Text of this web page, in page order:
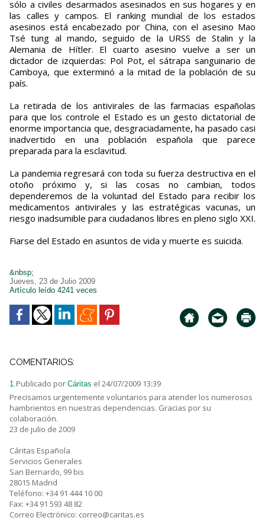
sólo a civiles desarmados asesinados en sus hogares y en
las calles y campos. El ranking mundial de los estados
asesinos está encabezado por China, con el asesino Mao
Tsé tung al mando, seguido de la URSS de Stalin y la
Alemania de Hítler. El cuarto asesino vuelve a ser un
dictador de izquierdas: Pol Pot, el sátrapa sanguinario de
Camboya, que exterminó a la mitad de la población de su
país.
La retirada de los antivirales de las farmacias españolas
para que los controle el Estado es un gesto dictatorial de
enorme importancia que, desgraciadamente, ha pasado casi
inadvertido en una población española que parece
preparada para la esclavitud.
La pandemia regresará con toda su fuerza destructiva en el
otoño próximo y, si las cosas no cambian, todos
dependeremos de la voluntad del Estado para recibir los
medicamentos antivirales y las estratégicas vacunas, un
riesgo inadsumible para ciudadanos libres en pleno siglo XXI.
Fiarse del Estado en asuntos de vida y muerte es suicida.
&nbsp;
Jueves, 23 de Julio 2009
Artículo leído 4241 veces
COMENTARIOS:
1.Publicado por Cáritas el 24/07/2009 13:39
Precisamos urgentemente voluntarios para atender los numerosos
hambrientos en nuestras dependencias. Gracias por su
colaboración.
23 de julio de 2009
Cáritas Española
Servicios Generales
San Bernardo, 99 bis
28015 Madrid
Teléfono: +34 91 444 10 00
Fax: +34 91 593 48 82
Correo Electrónico: correo@caritas.es